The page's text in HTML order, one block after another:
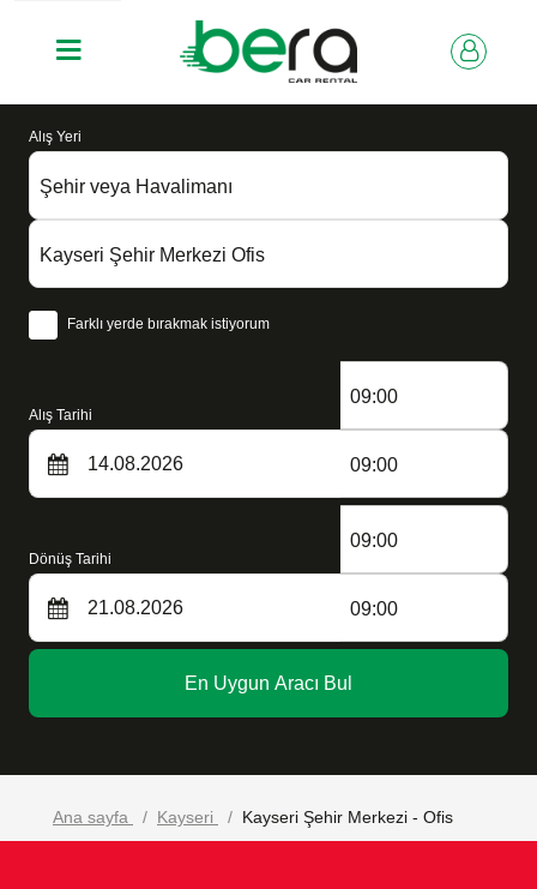
Alış Yeri
Şehir veya Havalimanı
Kayseri Şehir Merkezi Ofis
Farklı yerde bırakmak istiyorum
Alış Tarihi
09:00
09:00
Dönüş Tarihi
09:00
09:00
En Uygun Aracı Bul
Ana sayfa Kayseri Kayseri Şehir Merkezi - Ofis